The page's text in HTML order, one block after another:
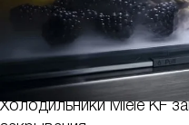
Холодильники Miele KF